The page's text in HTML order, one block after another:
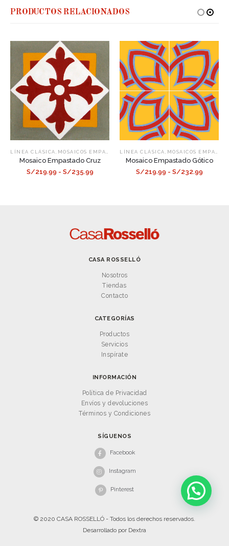
PRODUCTOS RELACIONADOS
LÍNEA CLÁSICA MOSAICOS EMPASTADOS
Mosaico Empastado Cruz
S/219.99 - S/235.99
LÍNEA CLÁSICA MOSAICOS EMPASTADOS
Mosaico Empastado Gótico
S/219.99 - S/232.99
CASA ROSSELLÓ
Nosotros
Tiendas
Contacto
CATEGORÍAS
Productos
Servicios
Inspírate
INFORMACIÓN
Política de Privacidad
Envíos y devoluciones
Términos y Condiciones
SÍGUENOS
Facebook
Instagram
Pinterest
© 2020 CASA ROSSELLÓ - Todos los derechos reservados.
Desarrollado por Dextra